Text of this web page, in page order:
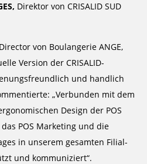
Direktor von CRISALID SUD
von Boulangerie ANGE,
Version der CRISALID-
und handlich
„Verbunden mit dem
Design der POS
POS Marketing und die
in unserem gesamten Filial-
und kommuniziert“.